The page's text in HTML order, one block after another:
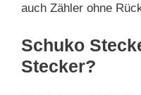
auch Zähler ohne
Schuko
Stecker?